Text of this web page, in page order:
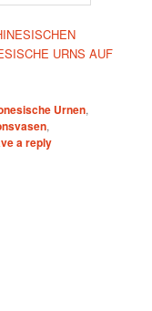
URNS AUF
Urnen,
,
a reply